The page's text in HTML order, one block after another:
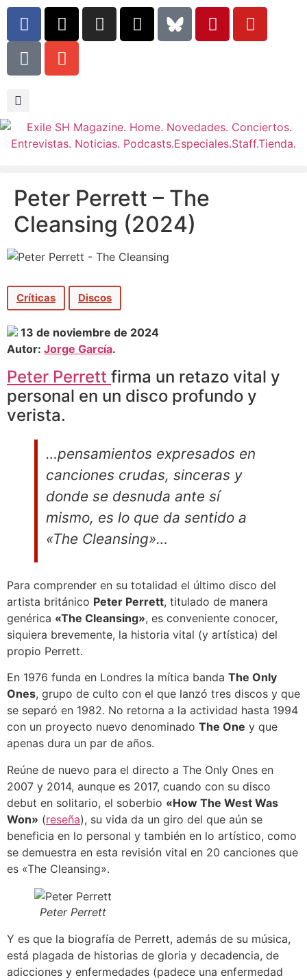
Peter Perrett – The
Cleansing (2024)
Críticas Discos
13 de noviembre de 2024
Autor: Jorge García.
Peter Perrett firma un retazo vital y
personal en un disco profundo y
verista.
…pensamientos expresados en
canciones crudas, sinceras y
donde se desnuda ante sí
mismo, es lo que da sentido a
«The Cleansing»…
Para comprender en su totalidad el último disco del
artista británico Peter Perrett, titulado de manera
genérica «The Cleansing», es conveniente conocer,
siquiera brevemente, la historia vital (y artística) del
propio Perrett.
En 1976 funda en Londres la mítica banda The Only
Ones, grupo de culto con el que lanzó tres discos y que
se separó en 1982. No retorna a la actividad hasta 1994
con un proyecto nuevo denominado The One y que
apenas dura un par de años.
Reúne de nuevo para el directo a The Only Ones en
2007 y 2014, aunque es 2017, cuando con su disco
debut en solitario, el soberbio «How The West Was
Won» (reseña), su vida da un giro del que aún se
beneficia en lo personal y también en lo artístico, como
se demuestra en esta revisión vital en 20 canciones que
es «The Cleansing».
Peter Perrett
Y es que la biografía de Perrett, además de su música,
está plagada de historias de gloria y decadencia, de
adicciones y enfermedades (padece una enfermedad